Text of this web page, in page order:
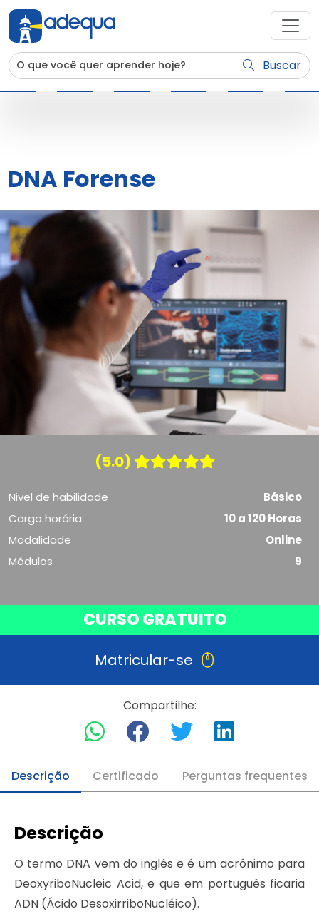
Buscar
DNA Forense
(5.0)
Nivel de habilidade
Básico
Carga horária
10 a 120 Horas
Modalidade
Online
Módulos
9
CURSO GRATUITO
Matricular-se
Compartilhe:
Descrição Certificado Perguntas frequentes
Descrição
O termo DNA vem do inglês e é um acrônimo para
DeoxyriboNucleic Acid, e que em português ficaria
ADN (Ácido DesoxirriboNucléico).